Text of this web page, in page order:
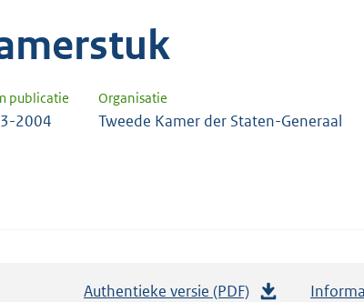
publicatie Organisatie
2004 Tweede Kamer der Staten-Generaal
Authentieke versie (PDF)